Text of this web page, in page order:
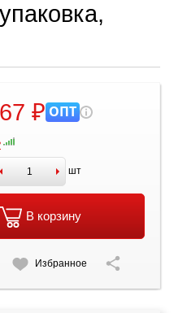
₽ ОПТ
шт
В корзину
Избранное